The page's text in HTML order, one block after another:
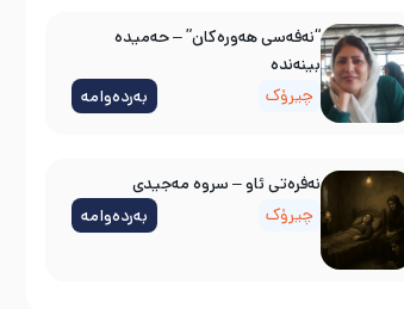
“نەفەسی هەورەکان” – حەمیدە
بینەندە
چیرۆک
بەردەوامە
نه‌فره‌تی ئاو – سروه‌ مه‌جیدی
چیرۆک
بەردەوامە